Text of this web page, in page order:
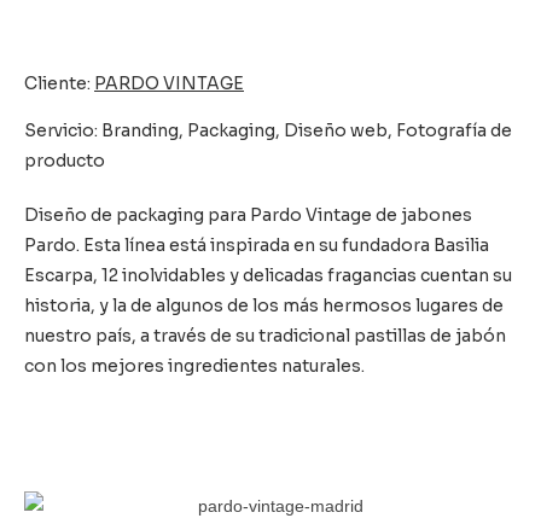
Cliente: PARDO VINTAGE
Servicio: Branding, Packaging, Diseño web, Fotografía de
producto
Diseño de packaging para Pardo Vintage de jabones
Pardo. Esta línea está inspirada en su fundadora Basilia
Escarpa, 12 inolvidables y delicadas fragancias cuentan su
historia, y la de algunos de los más hermosos lugares de
nuestro país, a través de su tradicional pastillas de jabón
con los mejores ingredientes naturales.